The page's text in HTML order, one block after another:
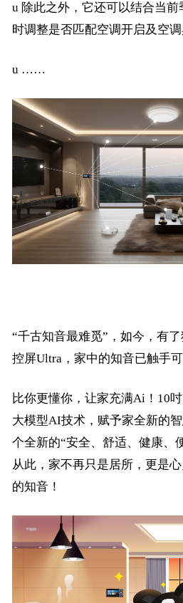
u 除此之外，它还可以结合当
时调整是否匹配空调开启及空调
u ……
“千古知音最难觅”，如今，有
控屏Ultra，家中的知音已触手可
比你更懂你，让家充满Ai！10
大模型AI技术，赋予家全新的
个全新的“安全、舒适、健康、
从此，家不再只是居所，更是
的知音！